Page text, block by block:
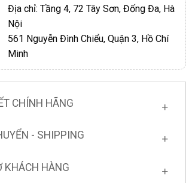
Địa chỉ: Tầng 4, 72 Tây Sơn, Đống Đa, Hà
Nội
561 Nguyễn Đình Chiểu, Quận 3, Hồ Chí
Minh
CHÍNH HÃNG
- SHIPPING
KHÁCH HÀNG